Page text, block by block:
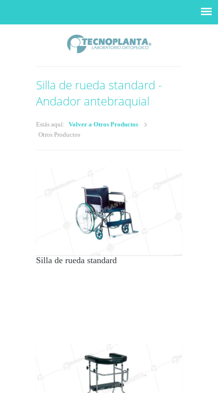
Silla de rueda standard -
Andador antebraquial
Estás aquí: Volver a Otros Productos
Otros Productos
Silla de rueda standard